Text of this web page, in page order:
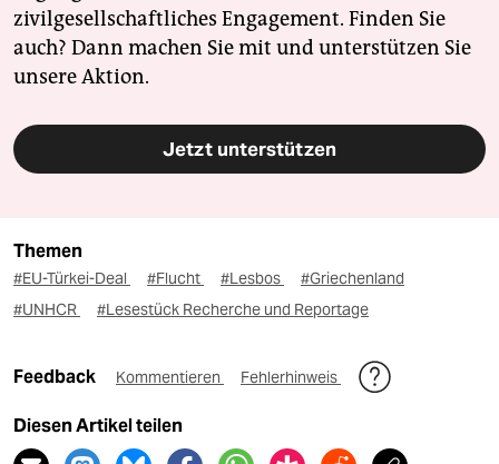
zivilgesellschaftliches Engagement. Finden Sie
auch? Dann machen Sie mit und unterstützen Sie
unsere Aktion.
Jetzt unterstützen
Themen
#EU-Türkei-Deal #Flucht #Lesbos
#Griechenland
#UNHCR
#Lesestück Recherche und Reportage
Feedback Kommentieren Fehlerhinweis
Diesen Artikel teilen